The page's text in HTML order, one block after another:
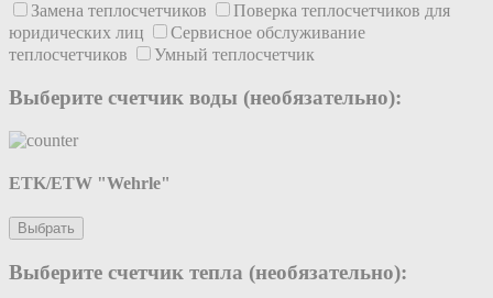
Замена теплосчетчиков
Поверка теплосчетчиков для
юридических лиц
Сервисное обслуживание
теплосчетчиков
Умный теплосчетчик
Выберите счетчик воды (необязательно):
ETK/ETW "Wehrle"
Выбрать
Выберите счетчик тепла (необязательно):